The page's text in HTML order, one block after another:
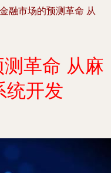
融市场的预测革命 从
革命 从麻
统开发